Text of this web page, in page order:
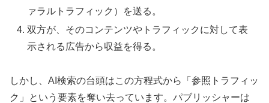
ァラルトラフィック）を送る。
双方が、そのコンテンツやトラフィックに対して表
示される広告から収益を得る。
しかし、AI検索の台頭はこの方程式から「参照トラフィッ
ク」という要素を奪い去っています。パブリッシャーは